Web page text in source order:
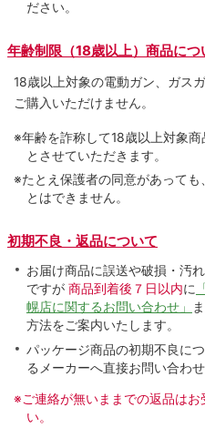
ださい。
年齢制限（18歳以上）商品につ
18歳以上対象の電動ガン、ガス
ご購入いただけません。
※年齢を詐称して18歳以上対象
とさせていただきます。
※たとえ保護者の同意があっても
とはできません。
初期不良・返品について
お届け商品に誤送や破損・汚
ですが 商品到着後７日以内に
幌店に関するお問い合わせ」
方法をご案内いたします。
パッケージ商品の初期不良に
るメーカーへ直接お問い合わせ
※ご連絡が無いままでの返品は
い。